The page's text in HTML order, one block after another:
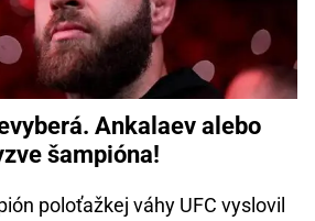
Ankalaev alebo
šampióna!
poloťažkej váhy UFC vyslovil